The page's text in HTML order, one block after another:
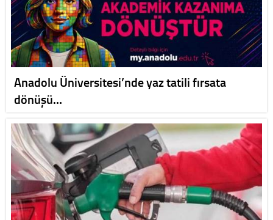
Anadolu Üniversitesi’nde yaz tatili fırsata
dönüşü…